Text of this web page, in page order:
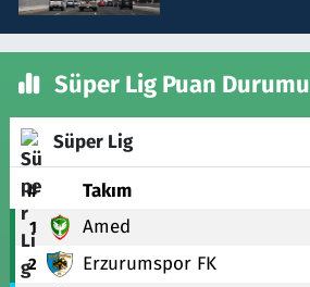
Süper Lig Puan Durumu
Süper Lig
# Takım
1 Amed
2 Erzurumspor FK